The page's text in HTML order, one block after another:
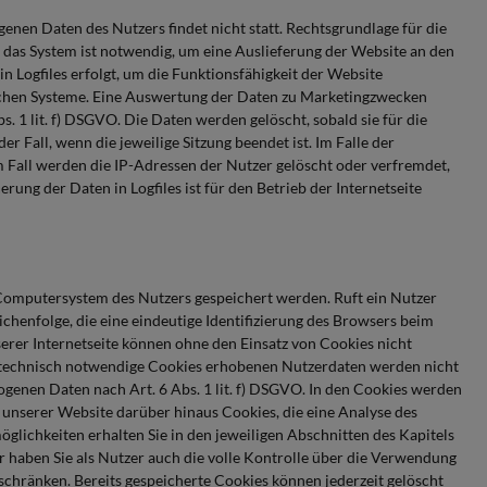
Daten des Nutzers findet nicht statt. Rechtsgrundlage für die
System ist notwendig, um eine Auslieferung der Website an den
Logfiles erfolgt, um die Funktionsfähigkeit der Website
Systeme. Eine Auswertung der Daten zu Marketingzwecken
1 lit. f) DSGVO. Die Daten werden gelöscht, sobald sie für die
Fall, wenn die jeweilige Sitzung beendet ist. Im Falle der
Fall werden die IP-Adressen der Nutzer gelöscht oder verfremdet,
der Daten in Logfiles ist für den Betrieb der Internetseite
des Nutzers gespeichert werden. Ruft ein Nutzer
die eine eindeutige Identifizierung des Browsers beim
Internetseite können ohne den Einsatz von Cookies nicht
notwendige Cookies erhobenen Nutzerdaten werden nicht
Daten nach Art. 6 Abs. 1 lit. f) DSGVO. In den Cookies werden
Website darüber hinaus Cookies, die eine Analyse des
erhalten Sie in den jeweiligen Abschnitten des Kapitels
Sie als Nutzer auch die volle Kontrolle über die Verwendung
Bereits gespeicherte Cookies können jederzeit gelöscht